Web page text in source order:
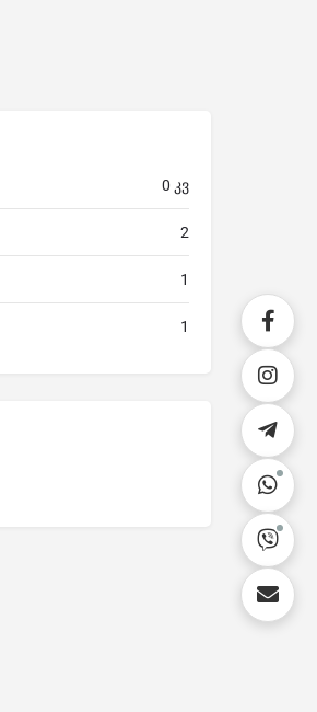
0 კვ
2
1
1